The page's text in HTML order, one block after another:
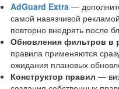
AdGuard Extra—
самой навязчивой
повторно внедрять после
Обновления фильтров в
правила применяются
ожидания плановых
Конструктор правил —